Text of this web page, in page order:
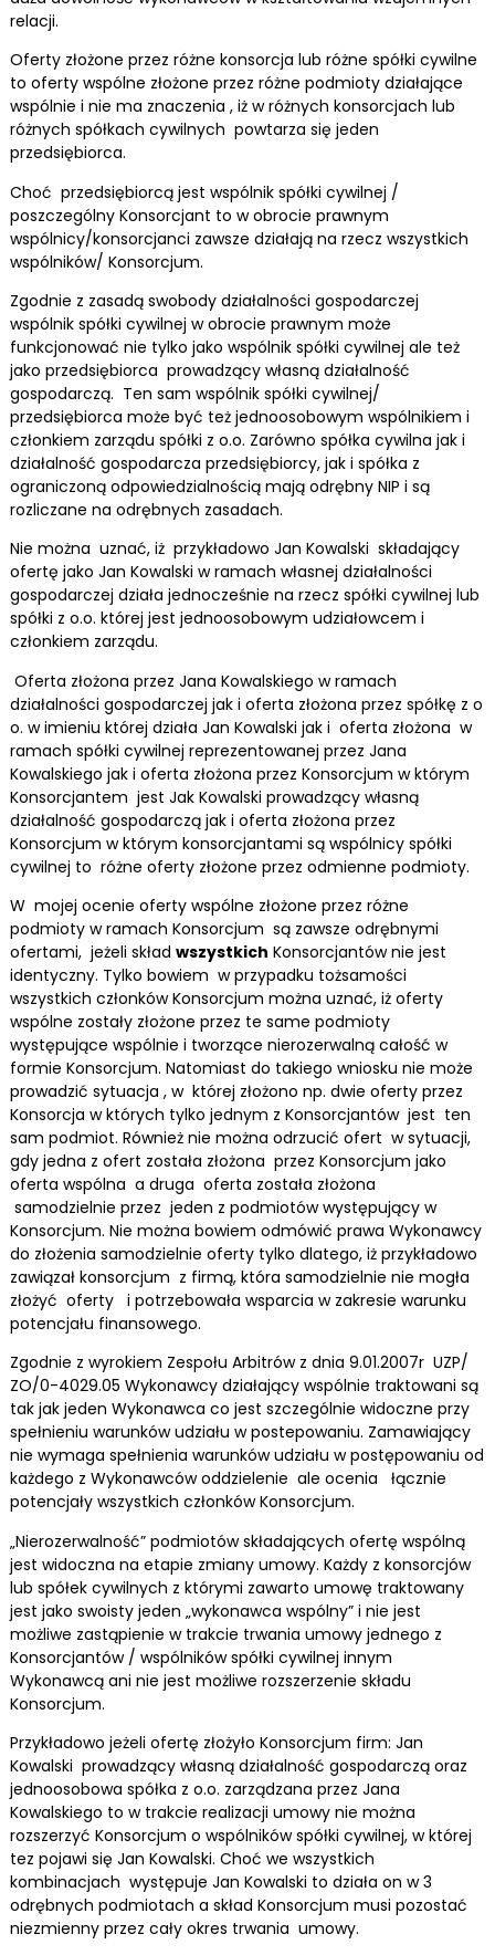
relacji.
Oferty złożone przez różne konsorcja lub różne spółki cywilne
to oferty wspólne złożone przez różne podmioty działające
wspólnie i nie ma znaczenia , iż w różnych konsorcjach lub
różnych spółkach cywilnych powtarza się jeden
przedsiębiorca.
Choć przedsiębiorcą jest wspólnik spółki cywilnej /
poszczególny Konsorcjant to w obrocie prawnym
wspólnicy/konsorcjanci zawsze działają na rzecz wszystkich
wspólników/ Konsorcjum.
Zgodnie z zasadą swobody działalności gospodarczej
wspólnik spółki cywilnej w obrocie prawnym może
funkcjonować nie tylko jako wspólnik spółki cywilnej ale też
jako przedsiębiorca prowadzący własną działalność
gospodarczą. Ten sam wspólnik spółki cywilnej/
przedsiębiorca może być też jednoosobowym wspólnikiem i
członkiem zarządu spółki z o.o. Zarówno spółka cywilna jak i
działalność gospodarcza przedsiębiorcy, jak i spółka z
ograniczoną odpowiedzialnością mają odrębny NIP i są
rozliczane na odrębnych zasadach.
Nie można uznać, iż przykładowo Jan Kowalski składający
ofertę jako Jan Kowalski w ramach własnej działalności
gospodarczej działa jednocześnie na rzecz spółki cywilnej lub
spółki z o.o. której jest jednoosobowym udziałowcem i
członkiem zarządu.
Oferta złożona przez Jana Kowalskiego w ramach
działalności gospodarczej jak i oferta złożona przez spółkę z o
o. w imieniu której działa Jan Kowalski jak i oferta złożona w
ramach spółki cywilnej reprezentowanej przez Jana
Kowalskiego jak i oferta złożona przez Konsorcjum w którym
Konsorcjantem jest Jak Kowalski prowadzący własną
działalność gospodarczą jak i oferta złożona przez
Konsorcjum w którym konsorcjantami są wspólnicy spółki
cywilnej to różne oferty złożone przez odmienne podmioty.
W mojej ocenie oferty wspólne złożone przez różne
podmioty w ramach Konsorcjum są zawsze odrębnymi
ofertami, jeżeli skład wszystkich Konsorcjantów nie jest
identyczny. Tylko bowiem w przypadku tożsamości
wszystkich członków Konsorcjum można uznać, iż oferty
wspólne zostały złożone przez te same podmioty
występujące wspólnie i tworzące nierozerwalną całość w
formie Konsorcjum. Natomiast do takiego wniosku nie może
prowadzić sytuacja , w której złożono np. dwie oferty przez
Konsorcja w których tylko jednym z Konsorcjantów jest ten
sam podmiot. Również nie można odrzucić ofert w sytuacji,
gdy jedna z ofert została złożona przez Konsorcjum jako
oferta wspólna a druga oferta została złożona
samodzielnie przez jeden z podmiotów występujący w
Konsorcjum. Nie można bowiem odmówić prawa Wykonawcy
do złożenia samodzielnie oferty tylko dlatego, iż przykładowo
zawiązał konsorcjum z firmą, która samodzielnie nie mogła
złożyć oferty i potrzebowała wsparcia w zakresie warunku
potencjału finansowego.
Zgodnie z wyrokiem Zespołu Arbitrów z dnia 9.01.2007r UZP/
ZO/0-4029.05 Wykonawcy działający wspólnie traktowani są
tak jak jeden Wykonawca co jest szczególnie widoczne przy
spełnieniu warunków udziału w postepowaniu. Zamawiający
nie wymaga spełnienia warunków udziału w postępowaniu od
każdego z Wykonawców oddzielenie ale ocenia łącznie
potencjały wszystkich członków Konsorcjum.
„Nierozerwalność” podmiotów składających ofertę wspólną
jest widoczna na etapie zmiany umowy. Każdy z konsorcjów
lub spółek cywilnych z którymi zawarto umowę traktowany
jest jako swoisty jeden „wykonawca wspólny” i nie jest
możliwe zastąpienie w trakcie trwania umowy jednego z
Konsorcjantów / wspólników spółki cywilnej innym
Wykonawcą ani nie jest możliwe rozszerzenie składu
Konsorcjum.
Przykładowo jeżeli ofertę złożyło Konsorcjum firm: Jan
Kowalski prowadzący własną działalność gospodarczą oraz
jednoosobowa spółka z o.o. zarządzana przez Jana
Kowalskiego to w trakcie realizacji umowy nie można
rozszerzyć Konsorcjum o wspólników spółki cywilnej, w której
tez pojawi się Jan Kowalski. Choć we wszystkich
kombinacjach występuje Jan Kowalski to działa on w 3
odrębnych podmiotach a skład Konsorcjum musi pozostać
niezmienny przez cały okres trwania umowy.